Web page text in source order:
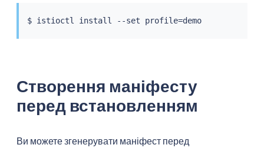
$ istioctl install --set profile= demo
Створення маніфесту
перед встановленням
Ви можете згенерувати маніфест перед